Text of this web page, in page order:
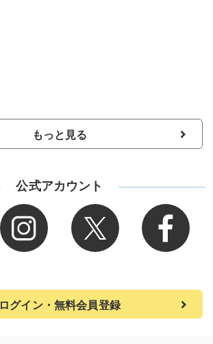
もっと見る
公式アカウント
ログイン・無料会員登録